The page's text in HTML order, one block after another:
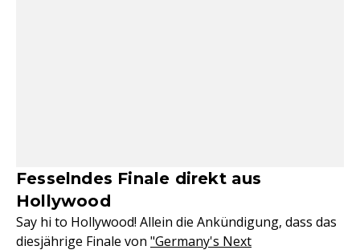
Fesselndes Finale direkt aus
Hollywood
Say hi to Hollywood! Allein die Ankündigung, dass das
diesjährige Finale von "Germany's Next